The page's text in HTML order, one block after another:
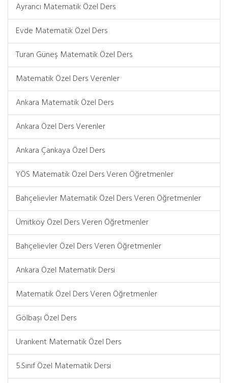
Ayrancı Matematik Özel Ders
Evde Matematik Özel Ders
Turan Güneş Matematik Özel Ders
Matematik Özel Ders Verenler
Ankara Matematik Özel Ders
Ankara Özel Ders Verenler
Ankara Çankaya Özel Ders
YÖS Matematik Özel Ders Veren Öğretmenler
Bahçelievler Matematik Özel Ders Veren Öğretmenler
Ümitköy Özel Ders Veren Öğretmenler
Bahçelievler Özel Ders Veren Öğretmenler
Ankara Özel Matematik Dersi
Matematik Özel Ders Veren Öğretmenler
Gölbaşı Özel Ders
Urankent Matematik Özel Ders
5.Sınıf Özel Matematik Dersi